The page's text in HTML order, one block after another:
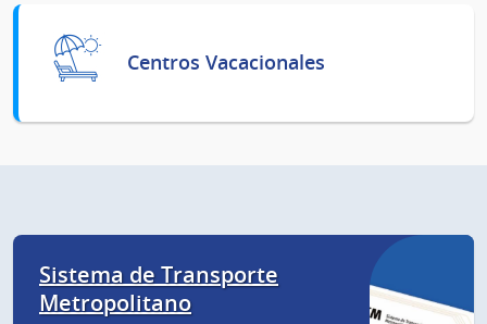
Centros Vacacionales
Sistema de Transporte
Metropolitano